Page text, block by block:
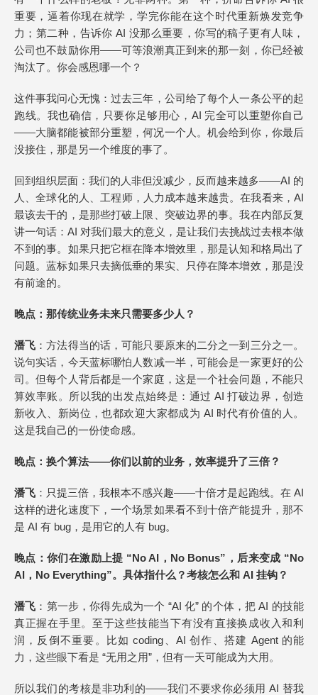
重要，逼着你现在就学，学完你能在这个时代重新焕发竞争
力；第二种，告诉你 AI 没那么重要，你写的稿子更有人味，
公司也不鼓励你用——可等浪潮真正到来的那一刻，你已经被
淘汰了。你会感恩哪一个？
这件事我问心无愧：过去三年，公司给了每个人一条公平的起
跑线。我也确信，只要你足够用心，AI 完全可以重塑你自己
——大脑都能被部分重塑，何况一个人。机会给到你，你最后
没接住，那是另一个维度的事了。
回到组织层面：我们的人非但没减少，反而越来越多——AI 的
人、全球化的人、工程师，人力成本越来越贵。在我看来，AI
最该去干的，是那些打破上限、突破边界的事。我在内部反复
讲一句话：AI 对我们最大的意义，是让我们去挑战过去根本做
不到的事。如果只把它框在降本增效里，那是认知和格局出了
问题。蓝标如果只去摘低垂的果实、只停在降本增效，那是没
有前途的。
晚点 ：那传统业务未来只需要多少人？
潘飞 ：方法得当的话，可能只要原来的二分之一到三分之一。
说句实话，今天蓝标哪怕人数减一半，可能会是一家更好的公
司。但每个人背后都是一个家庭，这是一个社会问题，不能只
算效率账。所以我的出发点始终是：通过 AI 打破边界，创造
新收入、新岗位，也都欢迎大家都成为 AI 时代有价值的人。
这是我自己的一份使命感。
晚点 ：换个算法——你们以前的业务，效率提升了三倍？
潘飞 ：只提三倍，我根本不感兴趣——十倍才是起跑线。在 AI
这样的进化速度下，一个场景如果看不到十倍产能提升，那不
是 AI 有 bug，是用它的人有 bug。
晚点 ：你们在激励上提 “No AI，No Bonus”，后来变成 “No
AI，No Everything”。具体指什么？考核怎么和 AI 挂钩？
潘飞 ：第一步，你得先成为一个 “AI 化” 的个体，把 AI 的技能
真正握在手里。至于这些技能当下有没有直接换成收入和利
润，反倒不重要。比如 coding、AI 创作、搭建 Agent 的能
力，这些眼下看是 “无用之用”，但有一天可能成为大用。
所以我们的考核是非功利的——我们不要求你必须用 AI 替我